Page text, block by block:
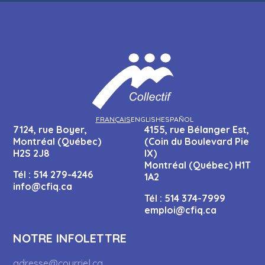
FRANÇAISENGLISHESPAÑOL
7124, rue Boyer,
Montréal (Québec)
H2S 2J8
Tél : 514 279-4246
info@cfiq.ca
4155, rue Bélanger Est,
(Coin du Boulevard Pie
IX)
Montréal (Québec) H1T
1A2
Tél : 514 374-7999
emploi@cfiq.ca
NOTRE INFOLETTRE